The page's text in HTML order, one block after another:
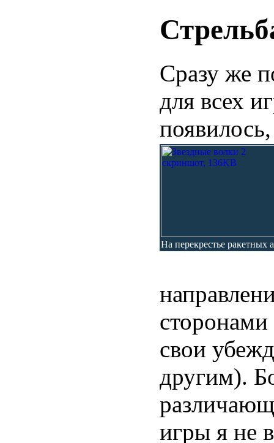
Сразу же
для всех
На перекрестье ракетных
свои
другим).
игры я не